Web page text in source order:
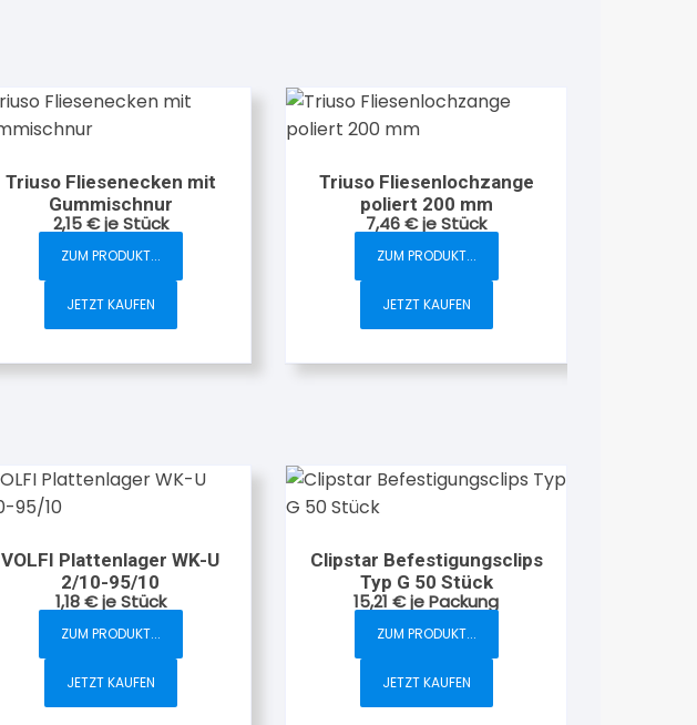
Triuso Fliesenecken mit
Gummischnur
2,15€ je Stück
ZUM PRODUKT...
JETZT KAUFEN
Triuso Fliesenlochzange
poliert 200 mm
7,46€je Stück
ZUM PRODUKT...
JETZT KAUFEN
VOLFI Plattenlager WK-U
2/10-95/10
1,18€ je Stück
ZUM PRODUKT...
JETZT KAUFEN
Clipstar Befestigungsclips
Typ G 50 Stück
15,21 €je Packung
ZUM PRODUKT...
JETZT KAUFEN